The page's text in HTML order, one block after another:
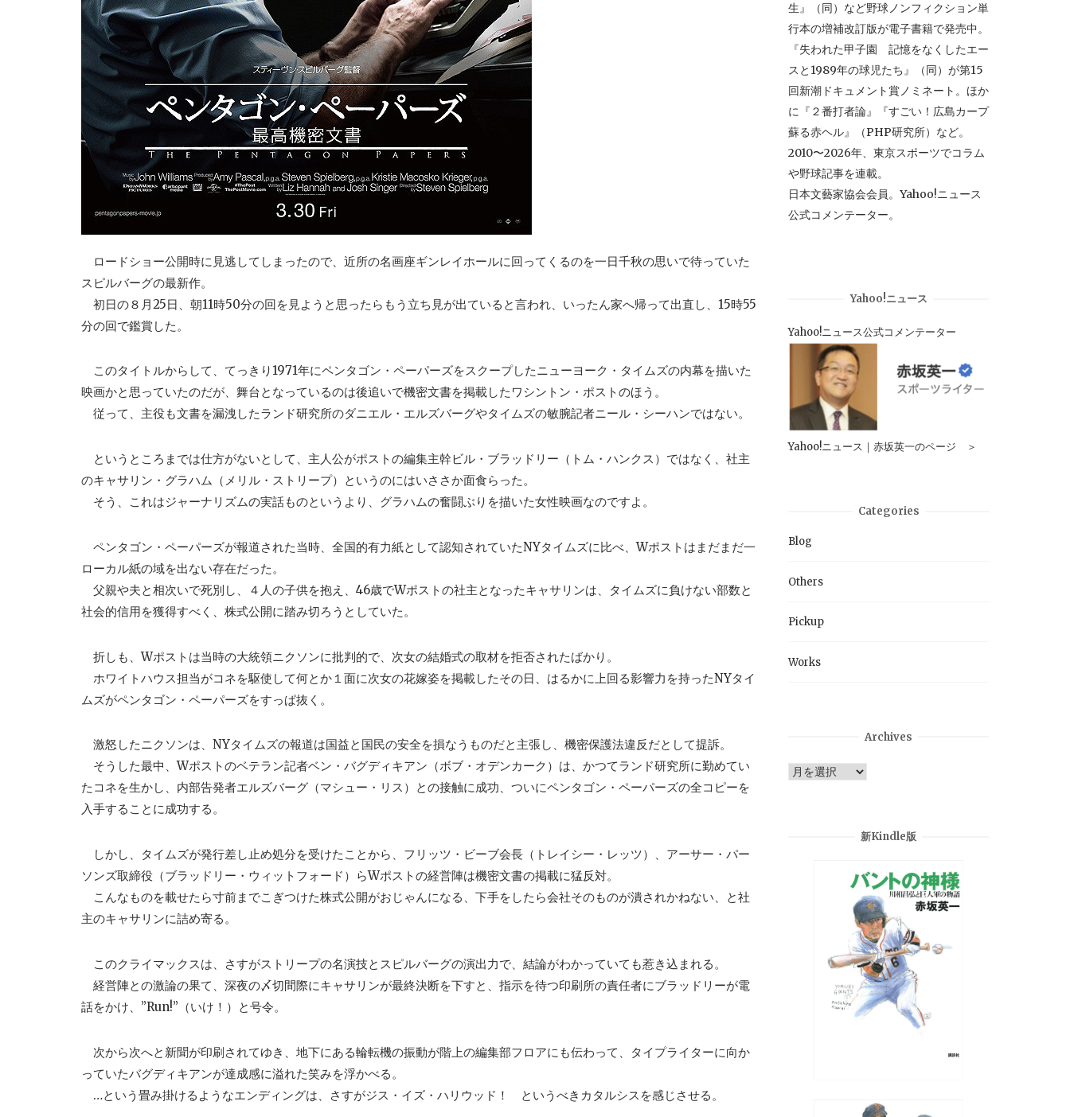
ロードショー公開時に見逃してしまったので、近所の名画座ギンレイホールに回ってくるのを一日千秋の思いで待っていた
スピルバーグの最新作。
初日の８月25日、朝11時50分の回を見ようと思ったらもう立ち見が出ていると言われ、いったん家へ帰って出直し、15時55
分の回で鑑賞した。
このタイトルからして、てっきり1971年にペンタゴン・ペーパーズをスクープしたニューヨーク・タイムズの内幕を描いた
映画かと思っていたのだが、舞台となっているのは後追いで機密文書を掲載したワシントン・ポストのほう。
従って、主役も文書を漏洩したランド研究所のダニエル・エルズバーグやタイムズの敏腕記者ニール・シーハンではない。
というところまでは仕方がないとして、主人公がポストの編集主幹ビル・ブラッドリー（トム・ハンクス）ではなく、社主
のキャサリン・グラハム（メリル・ストリープ）というのにはいささか面食らった。
そう、これはジャーナリズムの実話ものというより、グラハムの奮闘ぶりを描いた女性映画なのですよ。
ペンタゴン・ペーパーズが報道された当時、全国的有力紙として認知されていたNYタイムズに比べ、Wポストはまだまだ一
ローカル紙の域を出ない存在だった。
父親や夫と相次いで死別し、４人の子供を抱え、46歳でWポストの社主となったキャサリンは、タイムズに負けない部数と
社会的信用を獲得すべく、株式公開に踏み切ろうとしていた。
折しも、Wポストは当時の大統領ニクソンに批判的で、次女の結婚式の取材を拒否されたばかり。
ホワイトハウス担当がコネを駆使して何とか１面に次女の花嫁姿を掲載したその日、はるかに上回る影響力を持ったNYタイ
ムズがペンタゴン・ペーパーズをすっぱ抜く。
激怒したニクソンは、NYタイムズの報道は国益と国民の安全を損なうものだと主張し、機密保護法違反だとして提訴。
そうした最中、Wポストのベテラン記者ベン・バグディキアン（ボブ・オデンカーク）は、かつてランド研究所に勤めてい
たコネを生かし、内部告発者エルズバーグ（マシュー・リス）との接触に成功、ついにペンタゴン・ペーパーズの全コピーを
入手することに成功する。
しかし、タイムズが発行差し止め処分を受けたことから、フリッツ・ビーブ会長（トレイシー・レッツ）、アーサー・パー
ソンズ取締役（ブラッドリー・ウィットフォード）らWポストの経営陣は機密文書の掲載に猛反対。
こんなものを載せたら寸前までこぎつけた株式公開がおじゃんになる、下手をしたら会社そのものが潰されかねない、と社
主のキャサリンに詰め寄る。
このクライマックスは、さすがストリープの名演技とスピルバーグの演出力で、結論がわかっていても惹き込まれる。
経営陣との激論の果て、深夜の〆切間際にキャサリンが最終決断を下すと、指示を待つ印刷所の責任者にブラッドリーが電
話をかけ、”Run!”（いけ！）と号令。
次から次へと新聞が印刷されてゆき、地下にある輪転機の振動が階上の編集部フロアにも伝わって、タイプライターに向か
っていたバグディキアンが達成感に溢れた笑みを浮かべる。
…という畳み掛けるようなエンディングは、さすがジス・イズ・ハリウッド！ というべきカタルシスを感じさせる。
生』（同）など野球ノンフィクション単
行本の増補改訂版が電子書籍で発売中。
『失われた甲子園 記憶をなくしたエー
スと1989年の球児たち』（同）が第15
回新潮ドキュメント賞ノミネート。ほか
に『２番打者論』『すごい！広島カープ
蘇る赤ヘル』（PHP研究所）など。
2010〜2026年、東京スポーツでコラム
や野球記事を連載。
日本文藝家協会会員。Yahoo!ニュース
公式コメンテーター。
Yahoo!ニュース
Yahoo!ニュース公式コメンテーター
Yahoo!ニュース｜赤坂英一のページ ＞
Categories
Blog
Others
Pickup
Works
Archives
Archives
新Kindle版